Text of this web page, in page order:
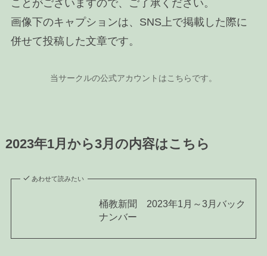
ことがございますので、ご了承ください。
画像下のキャプションは、SNS上で掲載した際に
併せて投稿した文章です。
当サークルの公式アカウントはこちらです。
2023年1月から3月の内容はこちら
あわせて読みたい
桶教新聞 2023年1月～3月バック
ナンバー